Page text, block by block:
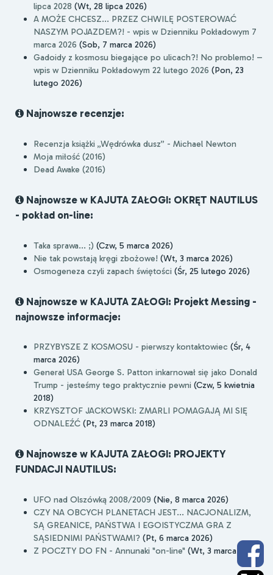
lipca 2028 (Wt, 28 lipca 2026)
A MOŻE CHCESZ... PRZEZ CHWILĘ POSTEROWAĆ
NASZYM POJAZDEM?! - wpis w Dzienniku Pokładowym 7
marca 2026 (Sob, 7 marca 2026)
Gadoidy z kosmosu biegające po ulicach?! No problemo! –
wpis w Dzienniku Pokładowym 22 lutego 2026 (Pon, 23
lutego 2026)
Najnowsze recenzje:
Recenzja książki „Wędrówka dusz” - Michael Newton
Moja miłość (2016)
Dead Awake (2016)
Najnowsze w KAJUTA ZAŁOGI: OKRĘT NAUTILUS
- pokład on-line:
Taka sprawa... ;) (Czw, 5 marca 2026)
Nie tak powstają kręgi zbożowe! (Wt, 3 marca 2026)
Osmogeneza czyli zapach świętości (Śr, 25 lutego 2026)
Najnowsze w KAJUTA ZAŁOGI: Projekt Messing -
najnowsze informacje:
PRZYBYSZE Z KOSMOSU - pierwszy kontaktowiec (Śr, 4
marca 2026)
Generał USA George S. Patton inkarnował się jako Donald
Trump - jesteśmy tego praktycznie pewni (Czw, 5 kwietnia
2018)
KRZYSZTOF JACKOWSKI: ZMARLI POMAGAJĄ MI SIĘ
ODNALEŹĆ (Pt, 23 marca 2018)
Najnowsze w KAJUTA ZAŁOGI: PROJEKTY
FUNDACJI NAUTILUS:
UFO nad Olszówką 2008/2009 (Nie, 8 marca 2026)
CZY NA OBCYCH PLANETACH JEST... NACJONALIZM,
SĄ GREANICE, PAŃSTWA I EGOISTYCZMA GRA Z
SĄSIEDNIMI PAŃSTWAMI? (Pt, 6 marca 2026)
Z POCZTY DO FN - Annunaki "on-line" (Wt, 3 marca 2026)